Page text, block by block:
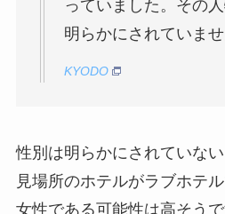
っていました。その
明らかにされていませ
KYODO
性別は明らかにされていな
見場所のホテルがラブホテ
女性である可能性は高そうで